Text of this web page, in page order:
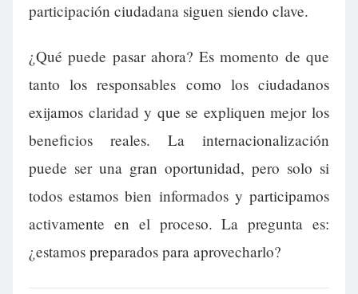
participación ciudadana siguen siendo clave.
¿Qué puede pasar ahora? Es momento de que
tanto los responsables como los ciudadanos
exijamos claridad y que se expliquen mejor los
beneficios reales. La internacionalización
puede ser una gran oportunidad, pero solo si
todos estamos bien informados y participamos
activamente en el proceso. La pregunta es:
¿estamos preparados para aprovecharlo?